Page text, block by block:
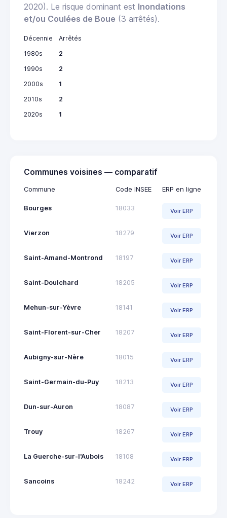
2020). Le risque dominant est Inondations
et/ou Coulées de Boue (3 arrêtés).
Décennie
Arrêtés
1980s
2
1990s
2
2000s
1
2010s
2
2020s
1
Communes voisines — comparatif
Commune Code INSEE ERP en ligne
Bourges 18033 Voir ERP
Vierzon 18279 Voir ERP
Saint-Amand-Montrond 18197 Voir ERP
Saint-Doulchard 18205 Voir ERP
Mehun-sur-Yèvre 18141 Voir ERP
Saint-Florent-sur-Cher 18207 Voir ERP
Aubigny-sur-Nère 18015 Voir ERP
Saint-Germain-du-Puy 18213 Voir ERP
Dun-sur-Auron 18087 Voir ERP
Trouy 18267 Voir ERP
La Guerche-sur-l'Aubois 18108 Voir ERP
Sancoins 18242 Voir ERP